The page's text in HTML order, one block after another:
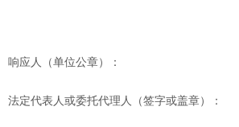
响应人（单位公章）：
法定代表人或委托代理人（签字或盖章）：